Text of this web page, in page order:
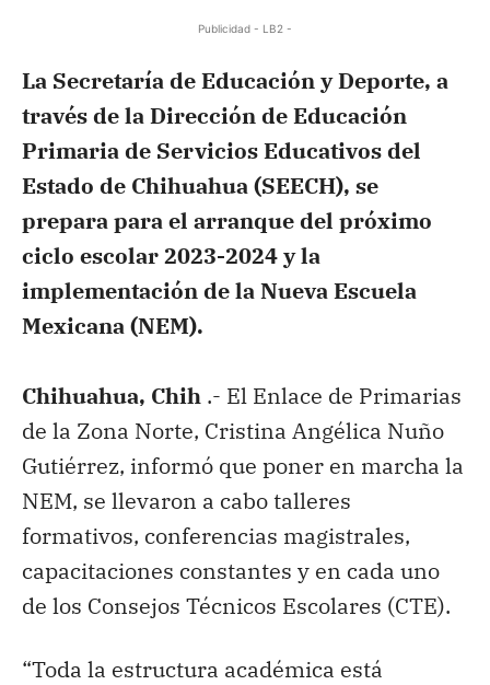
Publicidad - LB2 -
La Secretaría de Educación y Deporte, a
través de la Dirección de Educación
Primaria de Servicios Educativos del
Estado de Chihuahua (SEECH), se
prepara para el arranque del próximo
ciclo escolar 2023-2024 y la
implementación de la Nueva Escuela
Mexicana (NEM).
Chihuahua, Chih .- El Enlace de Primarias
de la Zona Norte, Cristina Angélica Nuño
Gutiérrez, informó que poner en marcha la
NEM, se llevaron a cabo talleres
formativos, conferencias magistrales,
capacitaciones constantes y en cada uno
de los Consejos Técnicos Escolares (CTE).
“Toda la estructura académica está